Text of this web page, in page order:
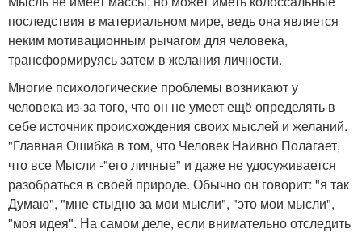
последствия в материальном мире, ведь она является
неким мотивационным рычагом для человека,
трансформируясь затем в желания личности.
Многие психологические проблемы возникают у
человека из-за того, что он не умеет ещё определять в
себе источник происхождения своих мыслей и желаний.
"Главная Ошибка в том, что Человек Наивно Полагает,
что все Мысли -"его личные" и даже не удосуживается
разобраться в своей природе. Обычно он говорит: "я так
Думаю", "мне стыдно за мои мысли", "это мои мысли",
"моя идея". На самом деле, если внимательно отследить